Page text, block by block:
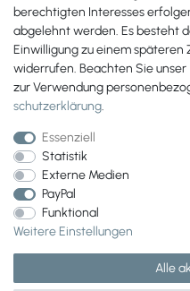
berechtigten Interesses
abgelehnt werden. Es besteht
Einwilligung zu einem
widerrufen. Beachten Sie unser
zur Verwendung
schutz­erklärung.
Essenziell
Statistik
Externe Medien
PayPal
Funktional
Weitere Einstellungen
Alle